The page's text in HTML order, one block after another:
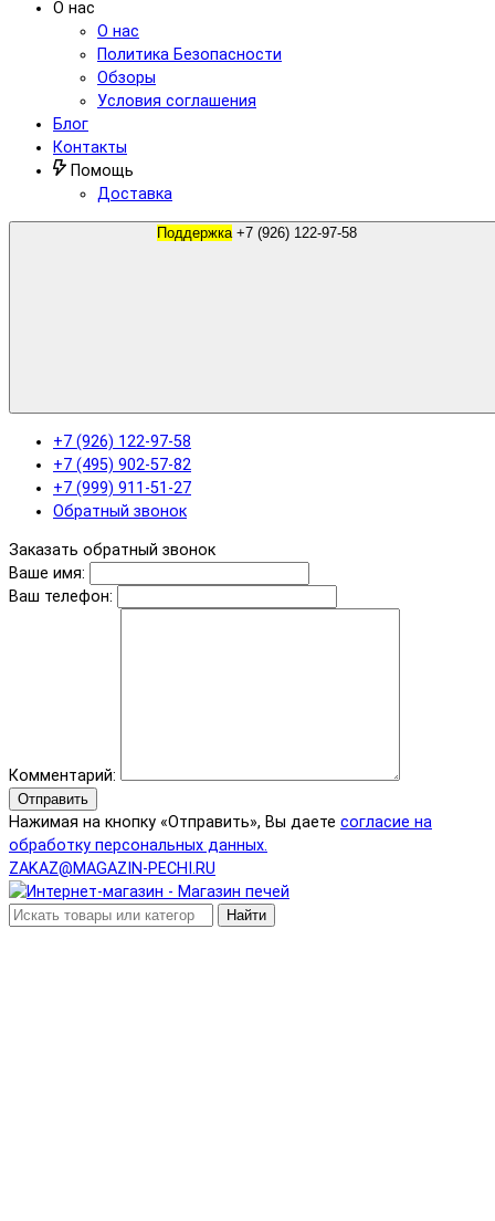
О нас
О нас
Политика Безопасности
Обзоры
Условия соглашения
Блог
Контакты
Помощь
Доставка
Поддержка +7 (926) 122-97-58
+7 (926) 122-97-58
+7 (495) 902-57-82
+7 (999) 911-51-27
Обратный звонок
Заказать обратный звонок
Ваше имя:
Ваш телефон:
Комментарий:
Отправить
Нажимая на кнопку «Отправить», Вы даете согласие на
обработку персональных данных.
ZAKAZ@MAGAZIN-PECHI.RU
Найти